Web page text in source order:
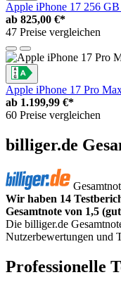
Apple iPhone 17 256 GB
ab 825,00 €*
47 Preise vergleichen
Apple iPhone 17 Pro
ab 1.199,99 €*
60 Preise vergleichen
billiger.de
Wir haben 14
Gesamtnote von 1,5
Die billiger.de
Nutzerbewertungen und
Professionelle